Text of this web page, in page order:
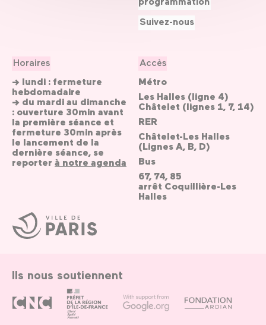
Ville
de
Paris
Horaires
→ lundi : fermeture
hebdomadaire
→ du mardi au dimanche
: ouverture 30min avant
la première séance et
fermeture 30min après
le lancement de la
dernière séance, se
reporter à notre agenda
Accès
Métro
Les Halles (ligne 4)
Châtelet (lignes 1, 7, 14)
RER
Châtelet-Les Halles
(Lignes A, B, D)
Bus
67, 74, 85
arrêt Coquillière-Les
Halles
Suivez-nous
Ils nous soutiennent